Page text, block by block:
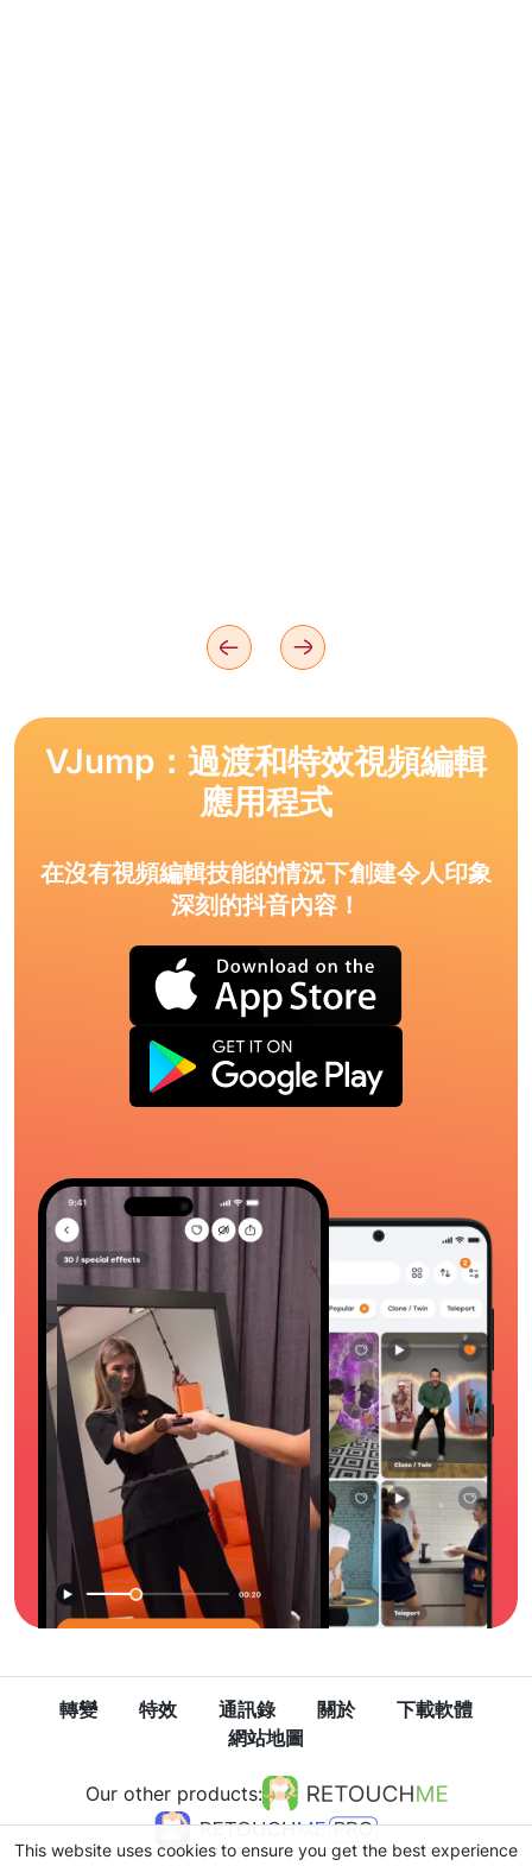
VJump：過渡和特效視頻編輯
應用程式
在沒有視頻編輯技能的情況下創建令人印象
深刻的抖音內容！
轉變 特效 通訊錄 關於
下載軟體
網站地圖
Our other products:
This website uses cookies to ensure you get the best experience